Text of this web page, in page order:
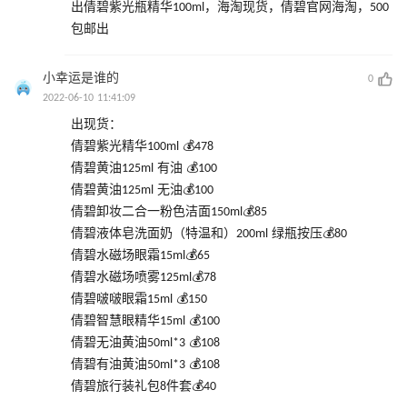
出倩碧紫光瓶精华100ml，海淘现货，倩碧官网海淘，500
包邮出
小幸运是谁的
0
2022-06-10 11:41:09
出现货：
倩碧紫光精华100ml 💰478
倩碧黄油125ml 有油 💰100
倩碧黄油125ml 无油💰100
倩碧卸妆二合一粉色洁面150ml💰85
倩碧液体皂洗面奶（特温和）200ml 绿瓶按压💰80
倩碧水磁场眼霜15ml💰65
倩碧水磁场喷雾125ml💰78
倩碧啵啵眼霜15ml 💰150
倩碧智慧眼精华15ml 💰100
倩碧无油黄油50ml*3 💰108
倩碧有油黄油50ml*3 💰108
倩碧旅行装礼包8件套💰40